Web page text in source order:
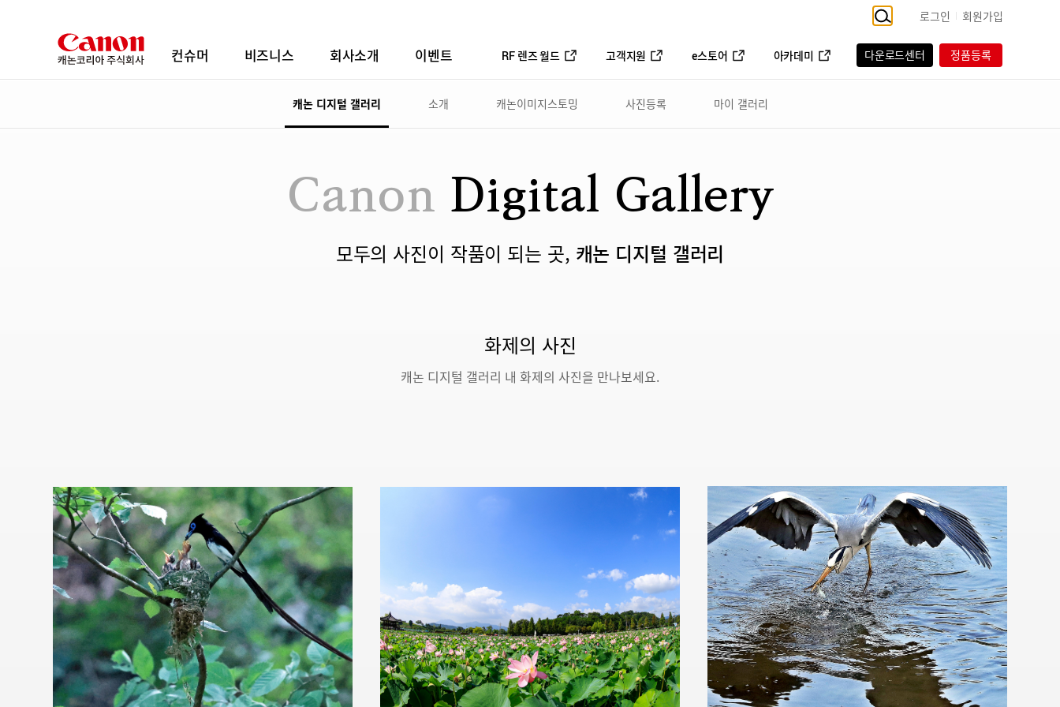
로그인 회원가입
컨슈머 비즈니스 회사소개 이벤트 RF 렌즈 월드 고객지원 e스토어 아카데미 다운로드센터 정품등록
캐논 디지털 갤러리 소개 캐논이미지스토밍 사진등록 마이 갤러리
Canon Digital Gallery
모두의 사진이 작품이 되는 곳, 캐논 디지털 갤러리
화제의 사진
캐논 디지털 갤러리 내 화제의 사진을 만나보세요.